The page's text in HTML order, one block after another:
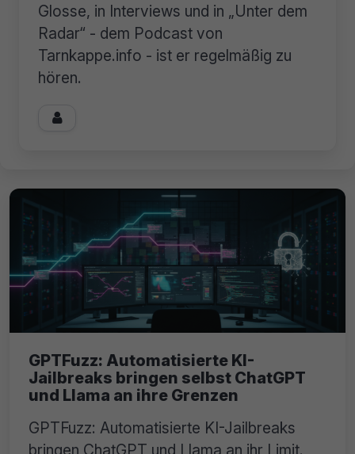
Glosse, in Interviews und in „Unter dem
Radar“ - dem Podcast von
Tarnkappe.info - ist er regelmäßig zu
hören.

GPTFuzz: Automatisierte KI-
Jailbreaks bringen selbst ChatGPT
und Llama an ihre Grenzen
GPTFuzz: Automatisierte KI-Jailbreaks
bringen ChatGPT und Llama an ihr Limit.